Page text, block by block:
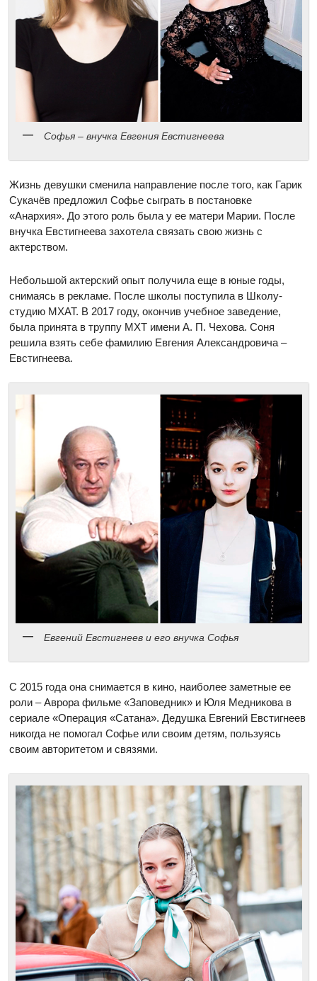
Софья – внучка Евгения Евстигнеева
Жизнь девушки сменила направление после того, как Гарик
Сукачёв предложил Софье сыграть в постановке
«Анархия». До этого роль была у ее матери Марии. После
внучка Евстигнеева захотела связать свою жизнь с
актерством.
Небольшой актерский опыт получила еще в юные годы,
снимаясь в рекламе. После школы поступила в Школу-
студию МХАТ. В 2017 году, окончив учебное заведение,
была принята в труппу МХТ имени А. П. Чехова. Соня
решила взять себе фамилию Евгения Александровича –
Евстигнеева.
Евгений Евстигнеев и его внучка Софья
С 2015 года она снимается в кино, наиболее заметные ее
роли – Аврора фильме «Заповедник» и Юля Медникова в
сериале «Операция «Сатана». Дедушка Евгений Евстигнеев
никогда не помогал Софье или своим детям, пользуясь
своим авторитетом и связями.